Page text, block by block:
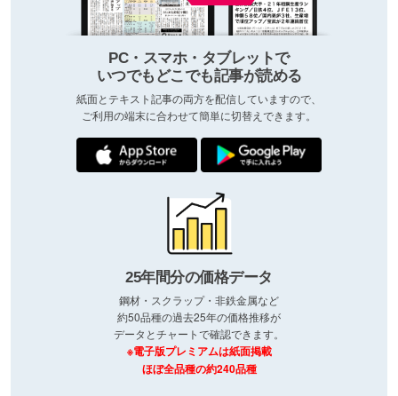
PC・スマホ・タブレットで
いつでもどこでも記事が読める
紙面とテキスト記事の両方を配信していますので、
ご利用の端末に合わせて簡単に切替えできます。
25年間分の価格データ
鋼材・スクラップ・非鉄金属など
約50品種の過去25年の価格推移が
データとチャートで確認できます。
※電子版プレミアムは紙面掲載
ほぼ全品種の約240品種